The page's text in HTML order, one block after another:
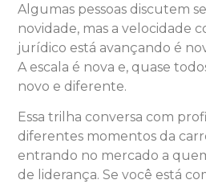
Algumas pessoas discutem
novidade, mas a velocidade
jurídico está avançando é
A escala é nova e, quase
novo e diferente.
Essa trilha conversa com
diferentes momentos da
entrando no mercado a
de liderança. Se você está